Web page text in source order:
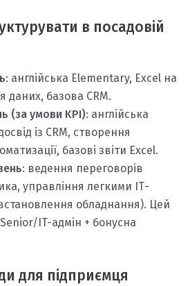
в посадовій
: англійська Elementary, Excel на
даних, базова CRM.
(за умови KPI): англійська
із CRM, створення
базові звіти Excel.
: ведення переговорів
управління легкими ІТ-
обладнання). Цей
IT-адмін + бонусна
для підприємця